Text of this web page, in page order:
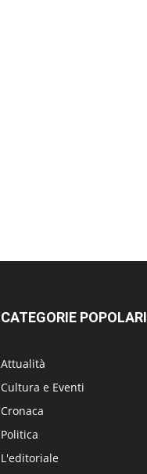
CATEGORIE POPOLARI
Attualità
Cultura e Eventi
Cronaca
Politica
L'editoriale